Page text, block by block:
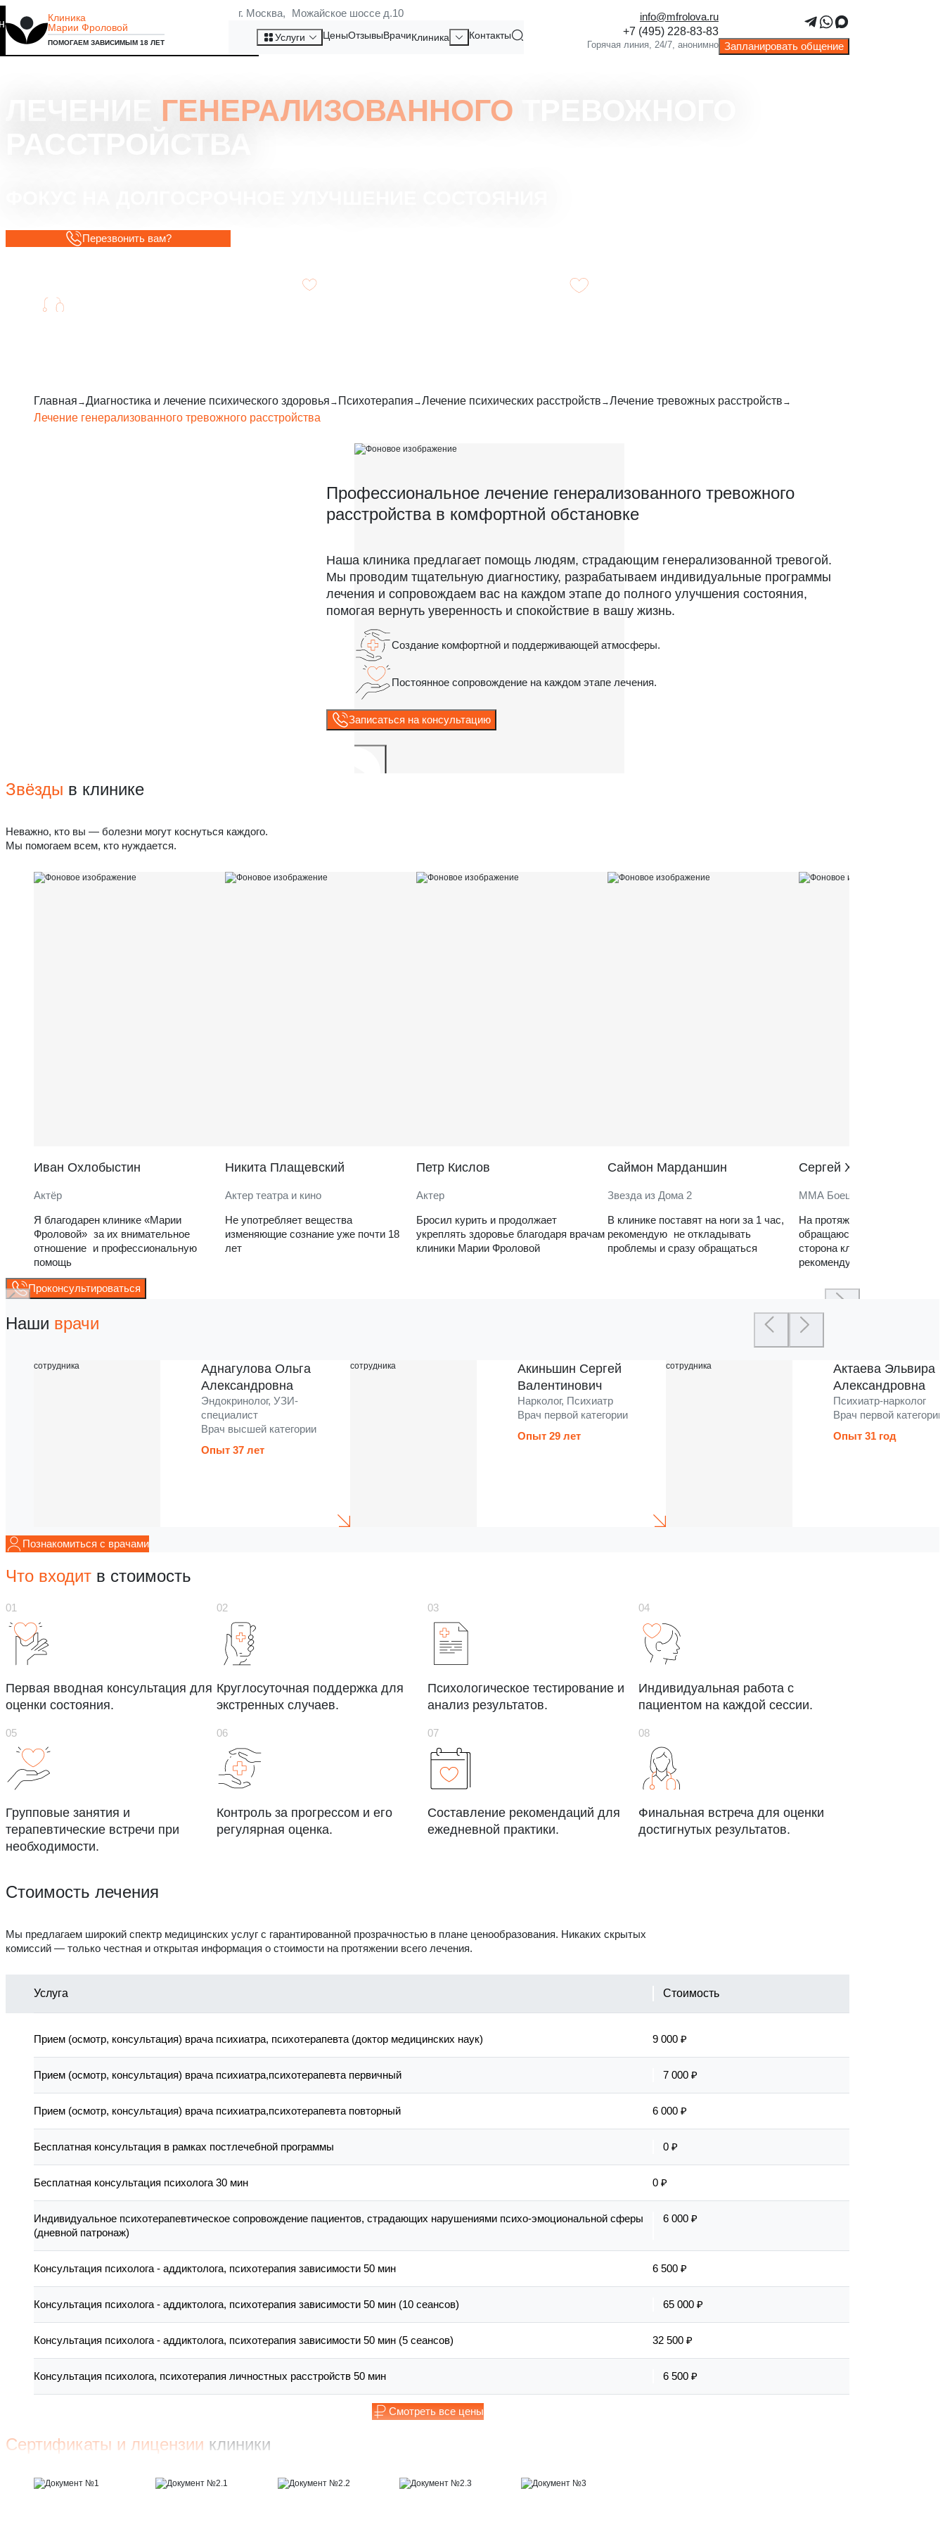
Клиника
Марии Фроловой
ПОМОГАЕМ ЗАВИСИМЫМ 18 ЛЕТ
г. Москва, Можайское шоссе д.10
Услуги ЦеныОтзывыВрачиКлиника Контакты
info@mfrolova.ru
Запланировать общение
ГЕНЕРАЛИЗОВАННОГО
Перезвонить вам?
Главная Диагностика и лечение психического здоровья Психотерапия Лечение психических расстройств
Лечение тревожных расстройств
Лечение генерализованного тревожного расстройства
Профессиональное лечение генерализованного тревожного
расстройства в комфортной обстановке
Наша клиника предлагает помощь людям, страдающим генерализованной тревогой.
Мы проводим тщательную диагностику, разрабатываем индивидуальные программы
лечения и сопровождаем вас на каждом этапе до полного улучшения состояния,
помогая вернуть уверенность и спокойствие в вашу жизнь.
Создание комфортной и поддерживающей атмосферы.
Постоянное сопровождение на каждом этапе лечения.
Записаться на консультацию
Звёзды в клинике
Неважно, кто вы — болезни могут коснуться каждого.
Мы помогаем всем, кто нуждается.
Иван Охлобыстин
Актёр
Я благодарен клинике «Марии
Фроловой» за их внимательное
отношение и профессиональную
помощь
Никита Плащевский
Актер театра и кино
Не употребляет вещества
изменяющие сознание уже почти 18
лет
Петр Кислов
Актер
Бросил курить и продолжает
укреплять здоровье благодаря врачам
клиники Марии Фроловой
Саймон Марданшин
Звезда из Дома 2
В клинике поставят на ноги за 1 час,
рекомендую не откладывать
проблемы и сразу обращаться
Сергей Харитонов
ММА Боец
На протяжении нескольких
обращаюсь в клинику.
сторона клиники —
рекомендую
Проконсультироваться
Наши врачи
Аднагулова Ольга
Александровна
Эндокринолог, УЗИ-
специалист
Врач высшей категории
Опыт 37 лет
Акиньшин Сергей
Валентинович
Нарколог, Психиатр
Врач первой категории
Опыт 29 лет
Актаева Эльвира
Александровна
Психиатр-нарколог
Врач первой категории
Опыт 31 год
Познакомиться с врачами
Что входит в стоимость
Первая вводная консультация для
оценки состояния.
Круглосуточная поддержка для
экстренных случаев.
Психологическое тестирование и
анализ результатов.
Индивидуальная работа с
пациентом на каждой сессии.
Групповые занятия и
терапевтические встречи при
необходимости.
Контроль за прогрессом и его
регулярная оценка.
Составление рекомендаций для
ежедневной практики.
Финальная встреча для оценки
достигнутых результатов.
Стоимость лечения
Мы предлагаем широкий спектр медицинских услуг с гарантированной прозрачностью в плане ценообразования. Никаких скрытых
комиссий — только честная и открытая информация о стоимости на протяжении всего лечения.
Услуга Стоимость
Прием (осмотр, консультация) врача психиатра, психотерапевта (доктор медицинских наук) 9 000 ₽
Прием (осмотр, консультация) врача психиатра,психотерапевта первичный 7 000 ₽
Прием (осмотр, консультация) врача психиатра,психотерапевта повторный 6 000 ₽
Бесплатная консультация в рамках постлечебной программы 0 ₽
Бесплатная консультация психолога 30 мин 0 ₽
Индивидуальное психотерапевтическое сопровождение пациентов, страдающих нарушениями психо-эмоциональной сферы
(дневной патронаж)
6 000 ₽
Консультация психолога - аддиктолога, психотерапия зависимости 50 мин 6 500 ₽
Консультация психолога - аддиктолога, психотерапия зависимости 50 мин (10 сеансов) 65 000 ₽
Консультация психолога - аддиктолога, психотерапия зависимости 50 мин (5 сеансов) 32 500 ₽
Консультация психолога, психотерапия личностных расстройств 50 мин 6 500 ₽
Смотреть все цены
Сертификаты и лицензии клиники
то, что мы используем